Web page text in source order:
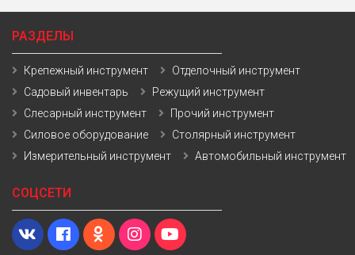
РАЗДЕЛЫ
Крепежный инструмент
Отделочный инструмент
Садовый инвентарь
Режущий инструмент
Слесарный инструмент
Прочий инструмент
Силовое оборудование
Столярный инструмент
Измерительный инструмент
Автомобильный инструмент
СОЦСЕТИ